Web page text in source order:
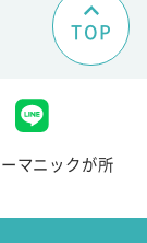
TOP
マニックが所